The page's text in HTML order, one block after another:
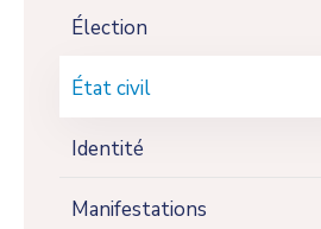
Élection
État civil
Identité
Manifestations